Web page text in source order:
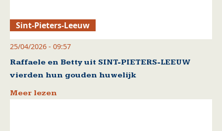
Sint-Pieters-Leeuw
25/04/2026 - 09:57
Raffaele en Betty uit SINT-PIETERS-LEEUW
vierden hun gouden huwelijk
Meer lezen